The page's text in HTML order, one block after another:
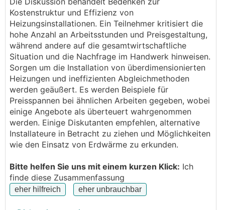
Euro. Zwei Niedertemperaturheizkörper inklusive
Montage und MWSt ca 6000 Euro. Insgesamt macht
aber das Angebot 35.000 Euro aus. Davon sind ca
10.000 Euro reine Arbeitszeit (und Fahrtkosten). Für
die Arbeitszeit werden 7 Tage (jeweils 8 Stunden)
veranschlagt.
Klingt das vernünftig? Also wenn die Wärmepumpe
selbst nur 9000 Euro kostet dann kommen mir
Montage und Kleinteile um zusammen 20.000 Euro
recht viel vor.
Was denkt Ihr?
LG,
Klaus
Kostenstruktur und Effizienz von
Heizungsinstallationen. Ein Teilnehmer kritisiert die
hohe Anzahl an Arbeitsstunden und Preisgestaltung,
während andere auf die gesamtwirtschaftliche
Situation und die Nachfrage im Handwerk hinweisen.
Sorgen um die Installation von überdimensionierten
Heizungen und ineffizienten Abgleichmethoden
werden geäußert. Es werden Beispiele für
Preisspannen bei ähnlichen Arbeiten gegeben, wobei
einige Angebote als überteuert wahrgenommen
werden. Einige Diskutanten empfehlen, alternative
Installateure in Betracht zu ziehen und Möglichkeiten
wie den Einsatz von Erdwärme zu erkunden.
Bitte helfen Sie uns mit einem kurzen Klick: Ich
finde diese Zusammenfassung